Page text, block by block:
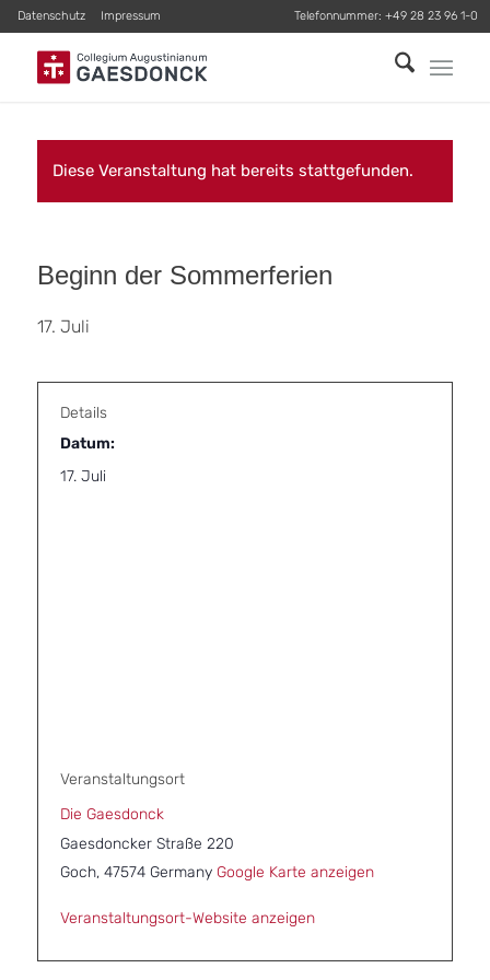
Datenschutz Impressum Telefonnummer: +49 28 23 96 1-0
Diese Veranstaltung hat bereits stattgefunden.
Beginn der Sommerferien
17. Juli
Details
Datum:
17. Juli
Veranstaltungsort
Die Gaesdonck
Gaesdoncker Straße 220
Goch, 47574 Germany Google Karte anzeigen
Veranstaltungsort-Website anzeigen